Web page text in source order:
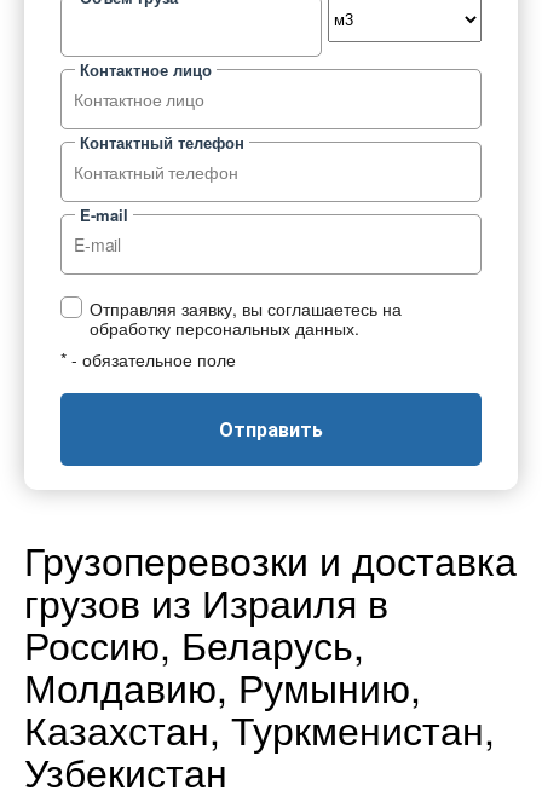
Контактное лицо
Контактный телефон
E-mail
Отправляя заявку, вы соглашаетесь на
обработку персональных данных.
* - обязательное поле
Отправить
Грузоперевозки и доставка
грузов из Израиля в
Россию, Беларусь,
Молдавию, Румынию,
Казахстан, Туркменистан,
Узбекистан